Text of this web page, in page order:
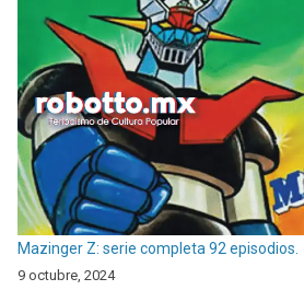
Mazinger Z: serie completa 92 episodios.
9 octubre, 2024